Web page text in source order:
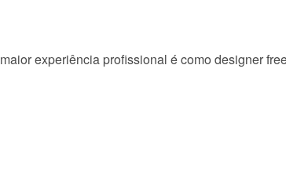
experiência profissional é como designer